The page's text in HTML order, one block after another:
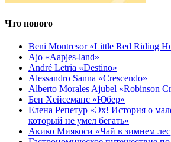
Что нового
Beni Montresor «Little Red Riding
Ajo «Aapjes-land»
André Letria «Destino»
Alessandro Sanna «Crescendo»
Alberto Morales Ajubel «Robinson
Бен Хейсеманс «Юбер»
Елена Репетур «Эх! История о
который не умел бегать»
Акико Миякоси «Чай в зимнем